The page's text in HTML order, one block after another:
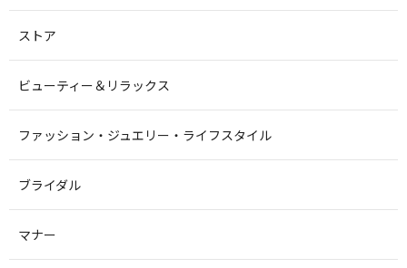
ストア
ビューティー＆リラックス
ファッション・ジュエリー・ライフスタイル
ブライダル
マナー